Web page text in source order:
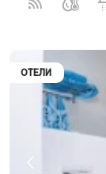
ОТЕЛИ